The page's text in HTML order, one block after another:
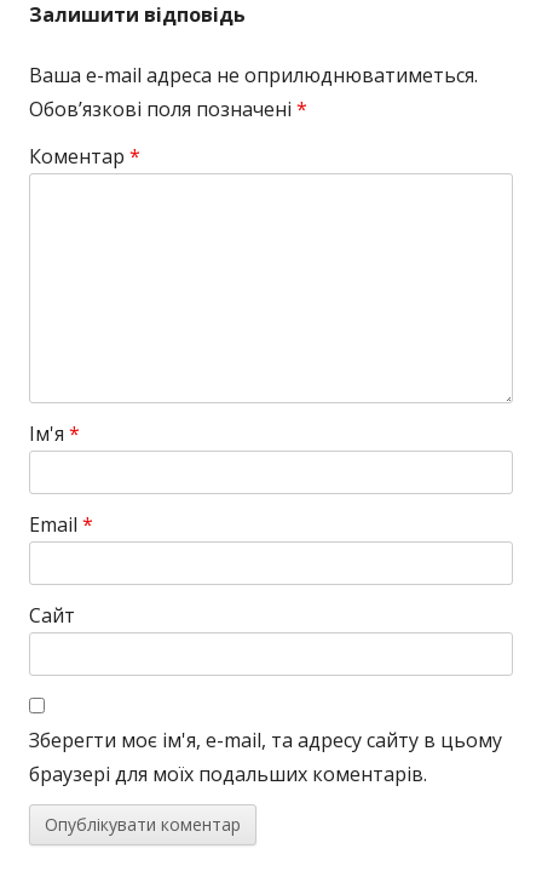
Залишити відповідь
Ваша e-mail адреса не оприлюднюватиметься.
Обов’язкові поля позначені *
Коментар *
Ім'я *
Email *
Сайт
Зберегти моє ім'я, e-mail, та адресу сайту в цьому
браузері для моїх подальших коментарів.